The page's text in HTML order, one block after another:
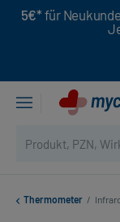
5€* für
Thermometer /